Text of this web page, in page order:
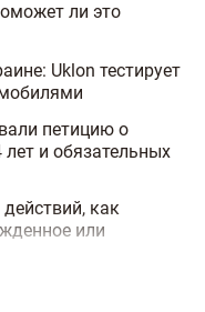
ли это
Uklon тестирует
петицию о
и обязательных
как
или
на